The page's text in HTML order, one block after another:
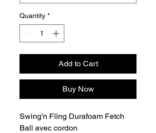
Quantity *
Add to Cart
Buy Now
Swing'n Fling Durafoam Fetch
Ball avec cordon